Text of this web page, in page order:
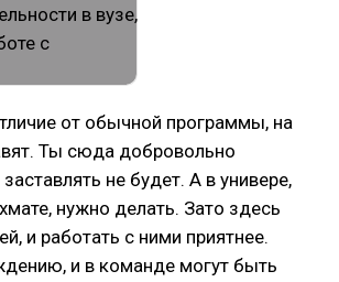
от обычной программы, на
Ты сюда добровольно
не будет. А в универе,
нужно делать. Зато здесь
и работать с ними приятнее.
и в команде могут быть